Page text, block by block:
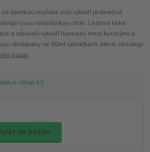
špetkou mořské soli vytváří jedinečné
svou realistickou chutí. Ledová linka
a zároveň vytváří harmonii mezi kyselými a
dodávány ve 60ml lahvičkách, které obsahují
popis
e-shop 13
do košíku